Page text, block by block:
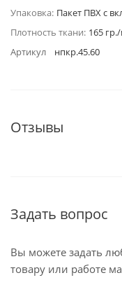
Упаковка: Пакет ПВХ с
Плотность ткани: 165
Артикул
нпкр.45.60
Отзывы
Задать вопрос
Вы можете задать
товару или работе